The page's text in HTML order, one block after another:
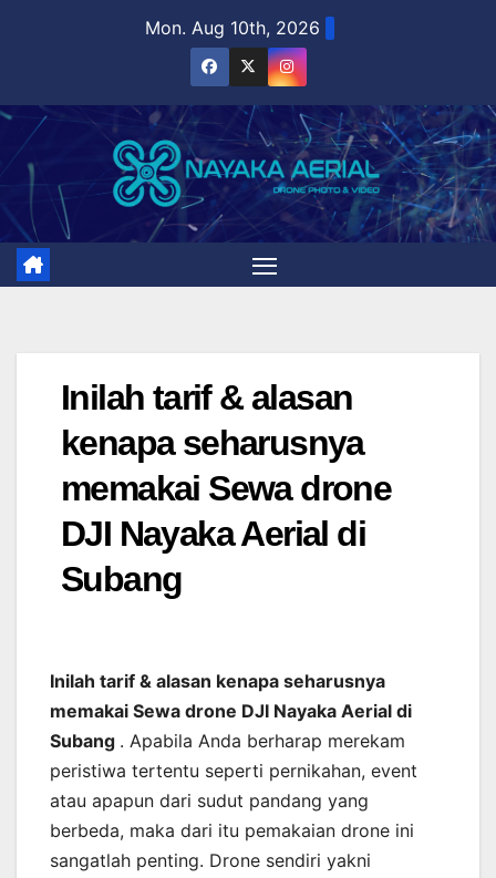
Mon. Aug 10th, 2026
Inilah tarif & alasan
kenapa seharusnya
memakai Sewa drone
DJI Nayaka Aerial di
Subang
Inilah tarif & alasan kenapa seharusnya
memakai Sewa drone DJI Nayaka Aerial di
Subang . Apabila Anda berharap merekam
peristiwa tertentu seperti pernikahan, event
atau apapun dari sudut pandang yang
berbeda, maka dari itu pemakaian drone ini
sangatlah penting. Drone sendiri yakni